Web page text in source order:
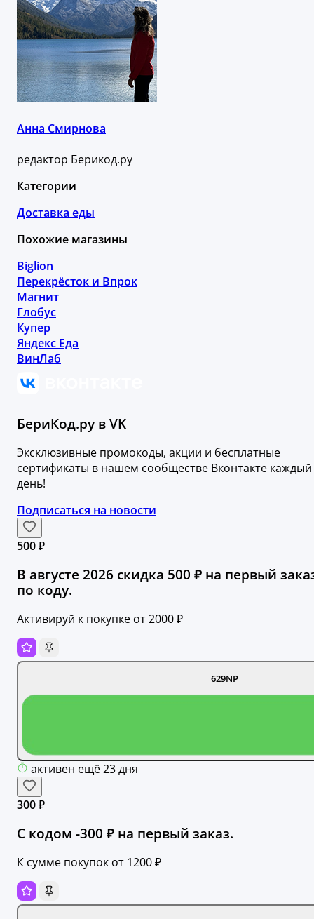
Анна Смирнова
редактор Берикод.ру
Категории
Доставка еды
Похожие магазины
Biglion
Перекрёсток и Впрок
Магнит
Глобус
Купер
Яндекс Еда
ВинЛаб
БериКод.ру в VK
Эксклюзивные промокоды, акции и бесплатные
сертификаты в нашем сообществе Вконтакте каждый
день!
Подписаться на новости
500 ₽
В августе 2026 скидка 500 ₽ на первый
по коду.
Активируй к покупке от 2000 ₽
629NP
активен ещё 23 дня
300 ₽
С кодом -300 ₽ на первый заказ.
К сумме покупок от 1200 ₽